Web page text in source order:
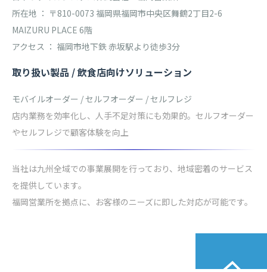
所在地 ： 〒810-0073 福岡県福岡市中央区舞鶴2丁目2-6
MAIZURU PLACE 6階
アクセス ： 福岡市地下鉄 赤坂駅より徒歩3分
取り扱い製品 / 飲食店向けソリューション
モバイルオーダー / セルフオーダー / セルフレジ
店内業務を効率化し、人手不足対策にも効果的。セルフオーダー
やセルフレジで顧客体験を向上
当社は九州全域での事業展開を行っており、地域密着のサービス
を提供しています。
福岡営業所を拠点に、お客様のニーズに即した対応が可能です。